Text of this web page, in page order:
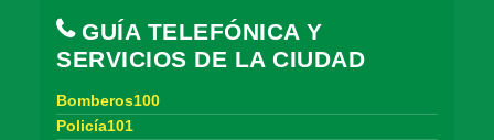
GUÍA TELEFÓNICA Y
SERVICIOS DE LA CIUDAD
Bomberos100
Policía101